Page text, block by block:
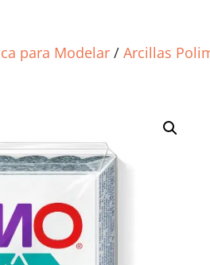
para Modelar /Arcillas